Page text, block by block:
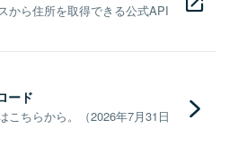
から住所を取得できる公式API
ード
こちらから。（2026年7月31日